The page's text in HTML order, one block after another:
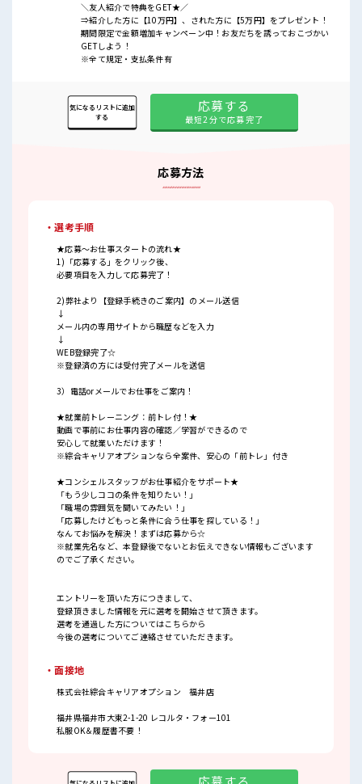
＼友人紹介で特典をGET★／
⇒紹介した方に【10万円】、された方に【5万円】をプレゼント！
期間限定で金額増加キャンペーン中！お友だちを誘っておこづかい
GETしよう！
※全て規定・支払条件有
応募する
最短2分で応募完了
気になるリストに追加
する
応募方法
・選考手順
★応募～お仕事スタートの流れ★
1)「応募する」をクリック後、
必要項目を入力して応募完了！
2)弊社より【登録手続きのご案内】のメール送信
↓
メール内の専用サイトから職歴などを入力
↓
WEB登録完了☆
※登録済の方には受付完了メールを送信
3）電話orメールでお仕事をご案内！
★就業前トレーニング：前トレ付！★
動画で事前にお仕事内容の確認／学習ができるので
安心して就業いただけます！
※綜合キャリアオプションなら全案件、安心の「前トレ」付き
★コンシェルスタッフがお仕事紹介をサポート★
「もう少しココの条件を知りたい！」
「職場の雰囲気を聞いてみたい！」
「応募したけどもっと条件に合う仕事を探している！」
なんてお悩みを解決！まずは応募から☆
※就業先名など、本登録後でないとお伝えできない情報もございます
のでご了承ください。
エントリーを頂いた方につきまして、
登録頂きました情報を元に選考を開始させて頂きます。
選考を通過した方についてはこちらから
今後の選考についてご連絡させていただきます。
・面接地
株式会社綜合キャリアオプション 福井店
福井県福井市大東2-1-20 レコルタ・フォー101
私服OK＆履歴書不要！